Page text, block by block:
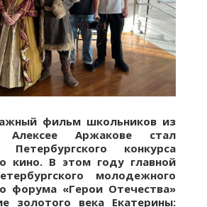
фильм школьников из
Аржакове стал
Петербургского конкурса
кино. В этом году главной
молодежного
форума «Герои Отечества»
золотого века Екатерины: